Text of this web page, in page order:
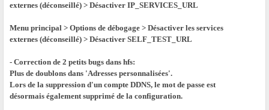
externes (déconseillé) > Désactiver IP_SERVICES_URL
Menu principal > Options de débogage > Désactiver les services
externes (déconseillé) > Désactiver SELF_TEST_URL
- Correction de 2 petits bugs dans hfs:
Plus de doublons dans 'Adresses personnalisées'.
Lors de la suppression d'un compte DDNS, le mot de passe est
désormais également supprimé de la configuration.